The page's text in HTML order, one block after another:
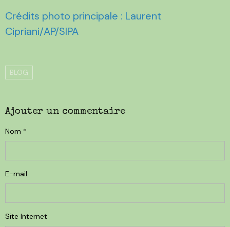
Crédits photo principale : Laurent
Cipriani/AP/SIPA
BLOG
Ajouter un commentaire
Nom
E-mail
Site Internet